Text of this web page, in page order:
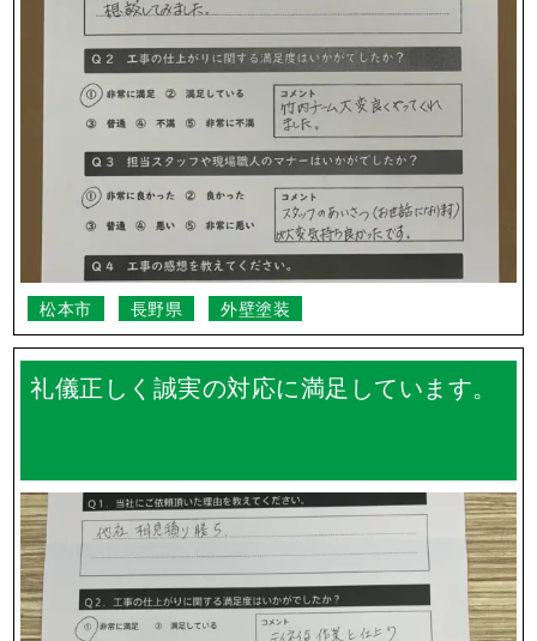
よくあるご質問
雨の日の作業はどうなりますか？
工事中は家の車はどうすればいいの？
何社か見積もりを取ったとき、各社面積が違うのはなぜ
ですか？
Q.ご近所の方に挨拶って行ってもらえるの？
Q.実際の工事期間はどのくらいですか？
長野県のお客様の声